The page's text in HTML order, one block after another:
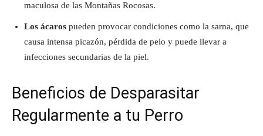
maculosa de las Montañas Rocosas.
Los ácaros pueden provocar condiciones como la sarna, que
causa intensa picazón, pérdida de pelo y puede llevar a
infecciones secundarias de la piel.
Beneficios de Desparasitar
Regularmente a tu Perro